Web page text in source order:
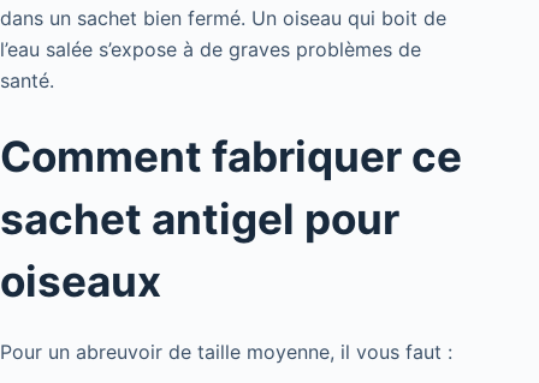
dans un sachet bien fermé. Un oiseau qui boit de
l’eau salée s’expose à de graves problèmes de
santé.
Comment fabriquer ce
sachet antigel pour
oiseaux
Pour un abreuvoir de taille moyenne, il vous faut :